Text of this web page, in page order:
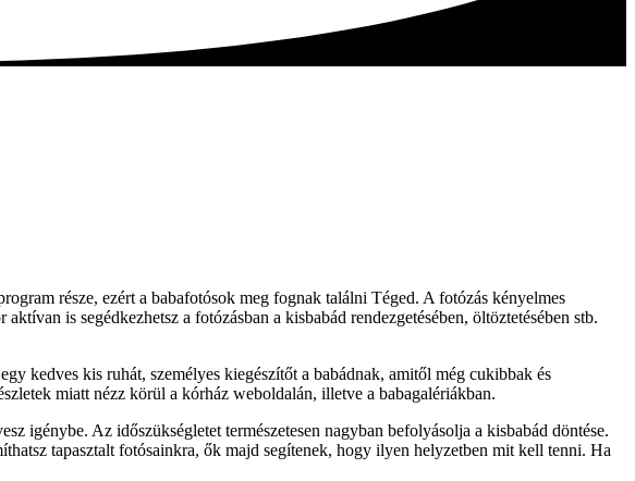
része, ezért a babafotósok meg fognak találni Téged. A fotózás kényelmes
is segédkezhetsz a fotózásban a kisbabád rendezgetésében, öltöztetésében stb.
kedves kis ruhát, személyes kiegészítőt a babádnak, amitől még cukibbak és
miatt nézz körül a kórház weboldalán, illetve a babagalériákban.
igénybe. Az időszükségletet természetesen nagyban befolyásolja a kisbabád döntése.
tapasztalt fotósainkra, ők majd segítenek, hogy ilyen helyzetben mit kell tenni. Ha